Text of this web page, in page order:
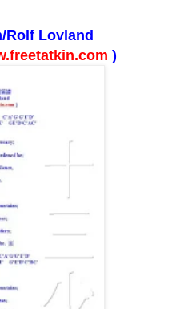
Rolf Lovland
)